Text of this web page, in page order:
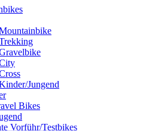
Jungend
Bikes
Vorführ/Testbikes